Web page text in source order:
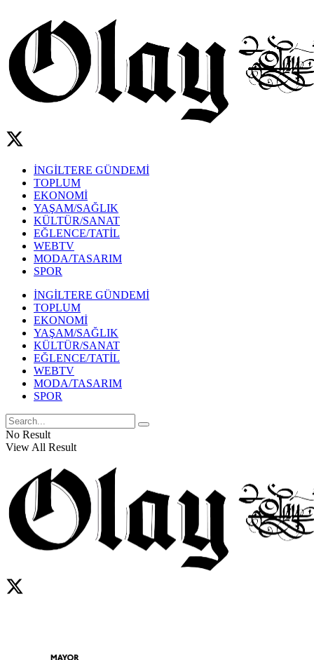
İNGİLTERE GÜNDEMİ
TOPLUM
EKONOMİ
YAŞAM/SAĞLIK
KÜLTÜR/SANAT
EĞLENCE/TATİL
WEBTV
MODA/TASARIM
SPOR
İNGİLTERE GÜNDEMİ
TOPLUM
EKONOMİ
YAŞAM/SAĞLIK
KÜLTÜR/SANAT
EĞLENCE/TATİL
WEBTV
MODA/TASARIM
SPOR
No Result
View All Result